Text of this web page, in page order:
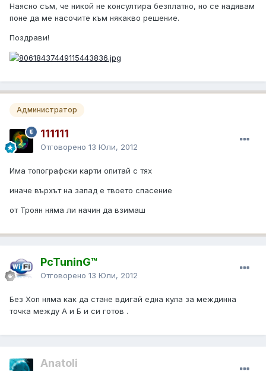
Наясно съм, че никой не консултира безплатно, но се надявам
поне да ме насочите към някакво решение.
Поздрави!
Администратор
111111
Отговорено 13 Юли, 2012
Има топографски карти опитай с тях
иначе върхът на запад е твоето спасение
от Троян няма ли начин да взимаш
PcTuninG™
Отговорено 13 Юли, 2012
Без Хоп няма как да стане вдигай една кула за междинна
точка между А и Б и си готов .
Anatoli